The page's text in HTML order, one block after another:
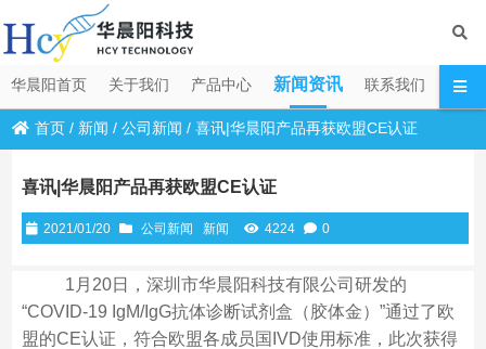
华晨阳首页 关于我们 产品中心 新闻资讯 联系我们
首页 / 新闻 /公司新闻 /喜讯|华晨阳产品再获欧盟CE认证
喜讯|华晨阳产品再获欧盟CE认证
2021/01/20 公司新闻 新闻 4224 0
1月20日，深圳市华晨阳科技有限公司研发的
“COVID-19 IgM/IgG抗体诊断试剂盒（胶体金）”通过了欧
盟的CE认证，符合欧盟各成员国IVD使用标准，此次获得